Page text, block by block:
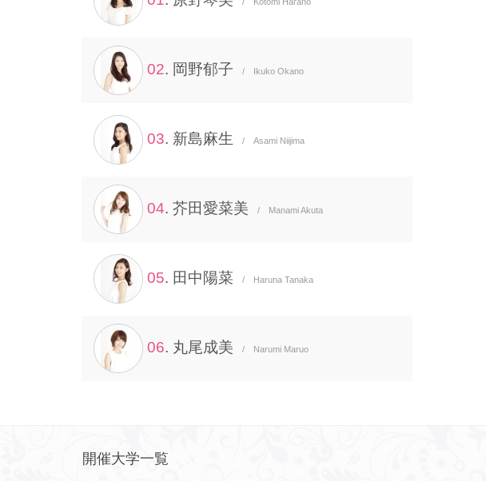
02. 岡野郁子 / Ikuko Okano
03. 新島麻生 / Asami Niijima
04. 芥田愛菜美 / Manami Akuta
05. 田中陽菜 / Haruna Tanaka
06. 丸尾成美 / Narumi Maruo
開催大学一覧